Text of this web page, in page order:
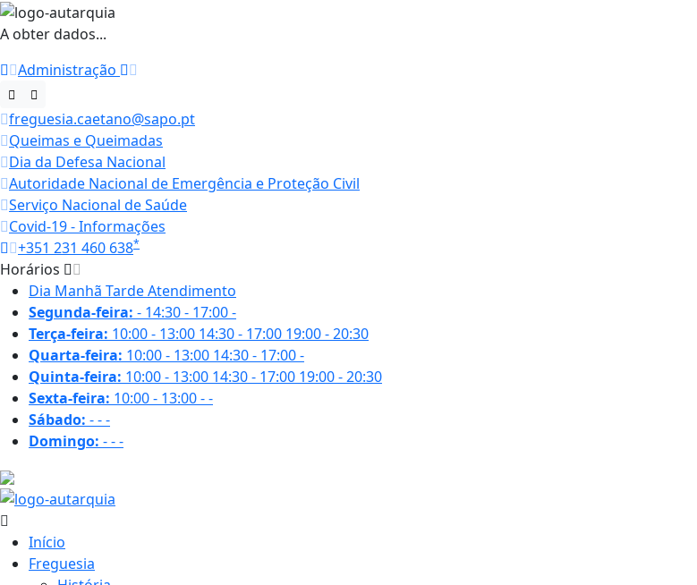
A obter dados...
Administração
freguesia.caetano@sapo.pt
Queimas e Queimadas
Dia da Defesa Nacional
Autoridade Nacional de Emergência e Proteção Civil
Serviço Nacional de Saúde
Covid-19 - Informações
+351 231 460 638*
Horários
Dia Manhã TardeAtendimento
Segunda-feira: - 14:30 - 17:00-
Terça-feira: 10:00 - 13:00 14:30 - 17:00 19:00 - 20:30
Quarta-feira: 10:00 - 13:00 14:30 - 17:00-
Quinta-feira: 10:00 - 13:00 14:30 - 17:00 19:00 - 20:30
Sexta-feira: 10:00 - 13:00--
Sábado: ---
Domingo: ---
Início
Freguesia